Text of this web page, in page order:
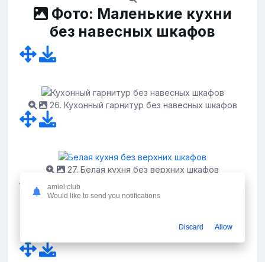
Фото: Маленькие кухни
без навесных шкафов
26. Кухонный гарнитур без навесных шкафов
27. Белая кухня без верхних шкафов
amiel.club
Would like to send you notifications
Discard Allow